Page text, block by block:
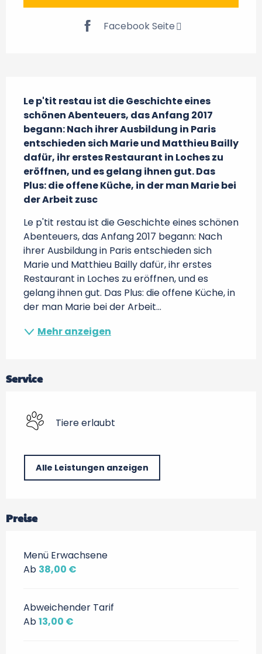
Facebook Seite
Le p'tit restau ist die Geschichte eines
schönen Abenteuers, das Anfang 2017
begann: Nach ihrer Ausbildung in Paris
entschieden sich Marie und Matthieu Bailly
dafür, ihr erstes Restaurant in Loches zu
eröffnen, und es gelang ihnen gut. Das
Plus: die offene Küche, in der man Marie bei
der Arbeit zusc
Le p'tit restau ist die Geschichte eines schönen
Abenteuers, das Anfang 2017 begann: Nach
ihrer Ausbildung in Paris entschieden sich
Marie und Matthieu Bailly dafür, ihr erstes
Restaurant in Loches zu eröffnen, und es
gelang ihnen gut. Das Plus: die offene Küche, in
der man Marie bei der Arbeit...
Mehr anzeigen
Service
Tiere erlaubt
Alle Leistungen anzeigen
Preise
Menü Erwachsene
Ab 38,00 €
Abweichender Tarif
Ab13,00 €